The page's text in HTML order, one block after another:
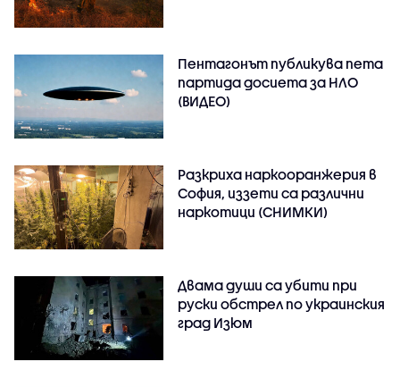
Пентагонът публикува пета
партида досиета за НЛО
(ВИДЕО)
Разкриха наркооранжерия в
София, иззети са различни
наркотици (СНИМКИ)
Двама души са убити при
руски обстрeл по украинския
град Изюм